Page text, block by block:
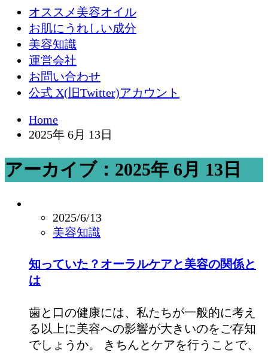
オススメ美容オイル
お肌にうれしい成分
美容知識
運営会社
お問い合わせ
公式 X(旧Twitter)アカウント
Home
2025年 6月 13日
アーカイブ：2025年 6月 13日
2025/6/13
美容知識
知っていた？オーラルケアと美容の関係と
は
歯と口の健康には、私たちが一般的に考え
る以上に美容への影響が大きいのをご存知
でしょうか。 きちんとケアを行うことで、